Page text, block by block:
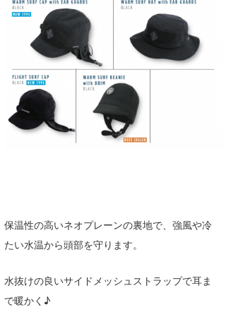
保温性の高いネオプレーンの裏地で、強風や冷
たい水温から頭部を守ります。
水抜けの良いサイドメッシュストラップで耳ま
で暖かく♪
熊谷素子
植村未来
NOBUFUKU
大野”MAR”修聖
喜納海人
ECE
G◎Da
H
KID
KOBU
OYZ
S.K
Soulman